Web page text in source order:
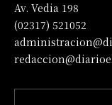
Av. Vedia 198
(02317) 521052